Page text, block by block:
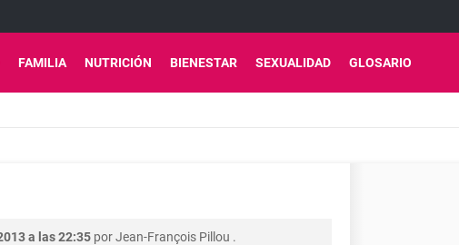
FAMILIA NUTRICIÓN BIENESTAR SEXUALIDAD GLOSARIO
a las 22:35 porJean-François Pillou .